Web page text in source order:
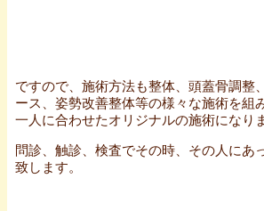
ですので、施術方法も整体、頭蓋骨調整
ース、姿勢改善整体等の様々な施術を組
一人に合わせたオリジナルの施術になり
問診、触診、検査でその時、その人にあ
致します。